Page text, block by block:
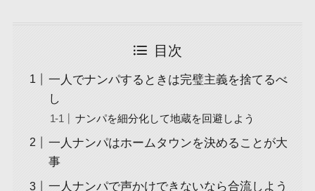
目次
一人でナンパするときは完璧主義を捨てるべ
し
ナンパを細分化して地蔵を回避しよう
一人ナンパはホームタウンを決めることが大
事
一人ナンパで声かけできないなら合流しよう